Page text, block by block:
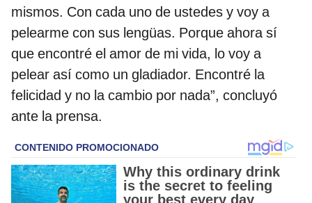
mismos. Con cada uno de ustedes y voy a
pelearme con sus lengüas. Porque ahora sí
que encontré el amor de mi vida, lo voy a
pelear así como un gladiador. Encontré la
felicidad y no la cambio por nada”, concluyó
ante la prensa.